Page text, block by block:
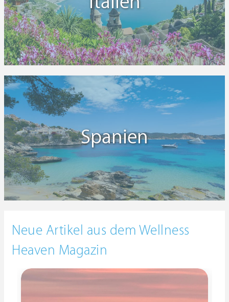
Spanien
Neue Artikel aus dem Wellness
Heaven Magazin